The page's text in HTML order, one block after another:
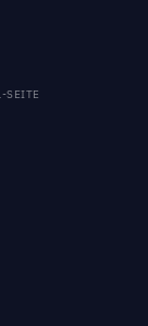
SEITE